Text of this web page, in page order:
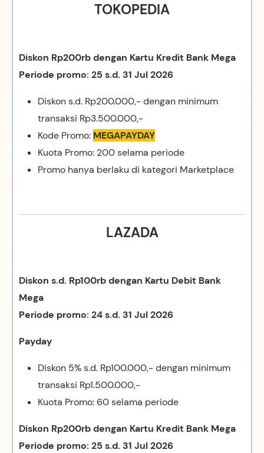
TOKOPEDIA
Diskon Rp200rb dengan Kartu Kredit Bank Mega
Periode promo: 25 s.d. 31 Jul 2026
Diskon s.d. Rp200.000,- dengan minimum
transaksi Rp3.500.000,-
Kode Promo: MEGAPAYDAY
Kuota Promo: 200 selama periode
Promo hanya berlaku di kategori Marketplace
LAZADA
Diskon s.d. Rp100rb dengan Kartu Debit Bank
Mega
Periode promo: 24 s.d. 31 Jul 2026
Payday
Diskon 5% s.d. Rp100.000,- dengan minimum
transaksi Rp1.500.000,-
Kuota Promo: 60 selama periode
Diskon Rp200rb dengan Kartu Kredit Bank Mega
Periode promo: 25 s.d. 31 Jul 2026